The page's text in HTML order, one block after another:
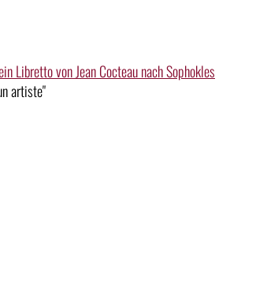
Libretto von Jean Cocteau nach Sophokles
artiste"